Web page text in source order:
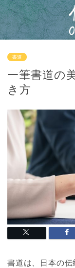
書道
一筆書道の
き方
書道は、日本の